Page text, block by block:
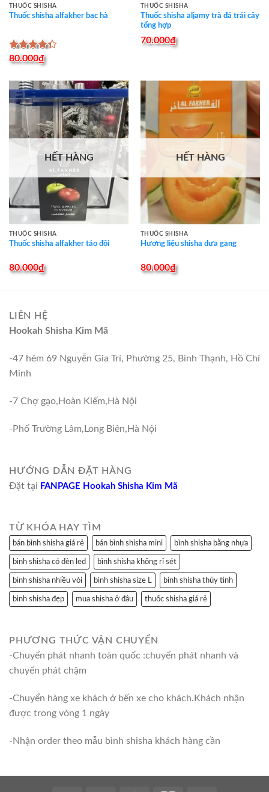
THUỐC SHISHA
Thuốc shisha alfakher bạc hà
Được xếp
4.33
80.000₫
THUỐC SHISHA
Thuốc shisha aljamy trà đá trái cây
tổng hợp
70.000₫
HẾT HÀNG
THUỐC SHISHA
Thuốc shisha alfakher táo đôi
80.000₫
HẾT HÀNG
THUỐC SHISHA
Hương liệu shisha dưa gang
80.000₫
LIÊN HỆ
Hookah Shisha Kim Mã
-47 hẻm 69 Nguyễn Gia Trí, Phường 25, Bình Thạnh, Hồ Chí
Minh
-7 Chợ gạo,Hoàn Kiếm,Hà Nội
-Phố Trường Lâm,Long Biên,Hà Nội
HƯỚNG DẪN ĐẶT HÀNG
Đặt tại FANPAGE Hookah Shisha Kim Mã
TỪ KHÓA HAY TÌM
bán bình shisha giá rẻ bán bình shisha mini bình shisha bằng nhựa
bình shisha có đèn led bình shisha không rỉ sét
bình shisha nhiều vòi bình shisha size L bình shisha thủy tinh
bình shisha đẹp mua shisha ở đâu thuốc shisha giá rẻ
PHƯƠNG THỨC VẬN CHUYỂN
-Chuyển phát nhanh toàn quốc :chuyển phát nhanh và
chuyển phát chậm
-Chuyển hàng xe khách ở bến xe cho khách.Khách nhận
được trong vòng 1 ngày
-Nhận order theo mẫu bình shisha khách hàng cần